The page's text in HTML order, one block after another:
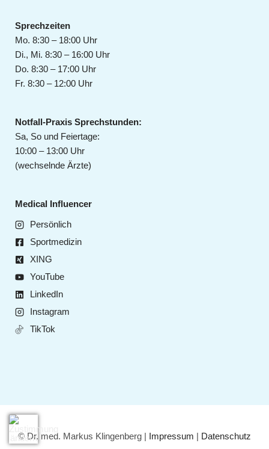
Sprechzeiten
Mo. 8:30 – 18:00 Uhr
Di., Mi. 8:30 – 16:00 Uhr
Do. 8:30 – 17:00 Uhr
Fr. 8:30 – 12:00 Uhr
Notfall-Praxis Sprechstunden:
Sa, So und Feiertage:
10:00 – 13:00 Uhr
(wechselnde Ärzte)
Medical Influencer
Persönlich
Sportmedizin
XING
YouTube
LinkedIn
Instagram
TikTok
© Dr. med. Markus Klingenberg | Impressum | Datenschutz